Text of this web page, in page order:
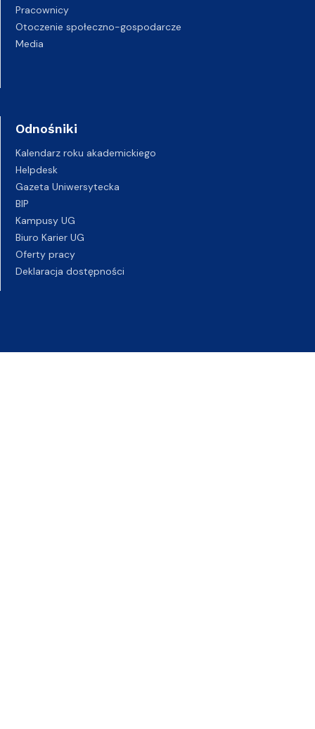
Pracownicy
Otoczenie społeczno-gospodarcze
Media
Odnośniki
Kalendarz roku akademickiego
Helpdesk
Gazeta Uniwersytecka
BIP
Kampusy UG
Biuro Karier UG
Oferty pracy
Deklaracja dostępności